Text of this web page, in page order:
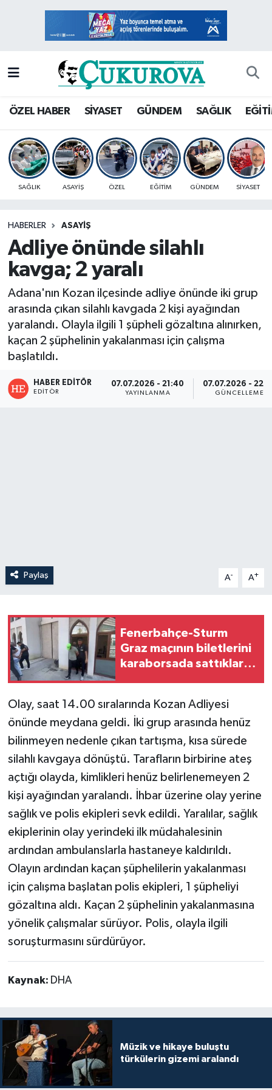
ÖZEL HABER SİYASET GÜNDEM SAĞLIK
SAĞLIK ASAYİŞ ÖZEL EĞİTİM GÜNDEM SİYASET
HABERLER ASAYİŞ
Adliye önünde silahlı
kavga; 2 yaralı
Adana'nın Kozan ilçesinde adliye önünde iki grup
arasında çıkan silahlı kavgada 2 kişi ayağından
yaralandı. Olayla ilgili 1 şüpheli gözaltına alınırken,
kaçan 2 şüphelinin yakalanması için çalışma
başlatıldı.
HABER EDITÖR
EDITÖR
07.07.2026 - 21:40
YAYINLANMA
07.07.2026 -
GÜNCELLEME
Paylaş A- A+
Fenerbahçe-Sturm
Graz maçının biletlerini
karaborsada sattıkları
Olay, saat 14.00 sıralarında Kozan Adliyesi
önünde meydana geldi. İki grup arasında henüz
bilinmeyen nedenle çıkan tartışma, kısa sürede
silahlı kavgaya dönüştü. Tarafların birbirine ateş
açtığı olayda, kimlikleri henüz belirlenemeyen 2
kişi ayağından yaralandı. İhbar üzerine olay yerine
sağlık ve polis ekipleri sevk edildi. Yaralılar, sağlık
ekiplerinin olay yerindeki ilk müdahalesinin
ardından ambulanslarla hastaneye kaldırıldı.
Olayın ardından kaçan şüphelilerin yakalanması
için çalışma başlatan polis ekipleri, 1 şüpheliyi
gözaltına aldı. Kaçan 2 şüphelinin yakalanmasına
yönelik çalışmalar sürüyor. Polis, olayla ilgili
soruşturmasını sürdürüyor.
Kaynak: DHA
Müzik ve hikaye buluştu
türkülerin gizemi aralandı
Mersin Hava Durumu
Mersin Namaz Vakitleri
Mersin Trafik Yoğunluk Haritası
Süper Lig Puan Durumu ve Fikstür
Son Dakika Haberleri
Haber Arşivi